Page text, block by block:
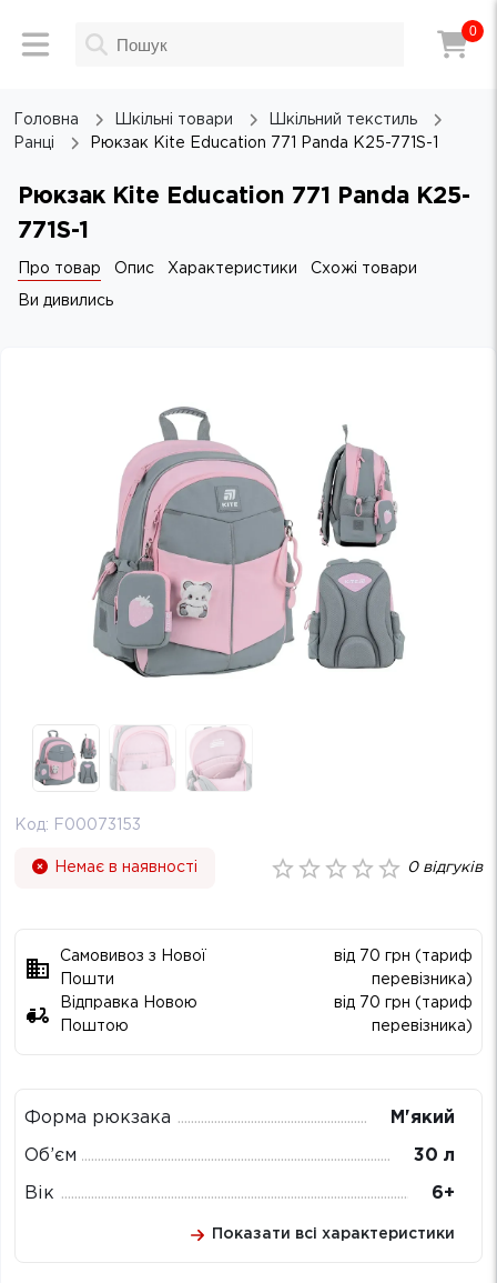
0
Головна Шкільні товари
Шкільний текстиль
Ранці
Рюкзак Kite Education 771 Panda K25-771S-1
Рюкзак Kite Education 771 Panda K25-
771S-1
Про товар Опис Характеристики Схожі товари
Ви дивились
Код: F00073153
Немає в наявності 0відгуків
Самовивоз з Нової
Пошти
від 70 грн (тариф
перевізника)
Відправка Новою
Поштою
від 70 грн (тариф
перевізника)
Форма рюкзака М'який
Об’єм 30 л
Вік 6+
Показати всі характеристики